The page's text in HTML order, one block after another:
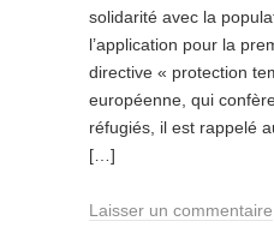
solidarité avec la
l’application pour la
directive « protection
européenne, qui
réfugiés, il est rappelé
[…]
Laisser un commentaire